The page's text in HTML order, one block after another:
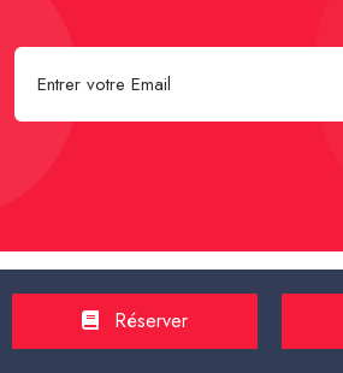
Spécial Passager :
Réserver